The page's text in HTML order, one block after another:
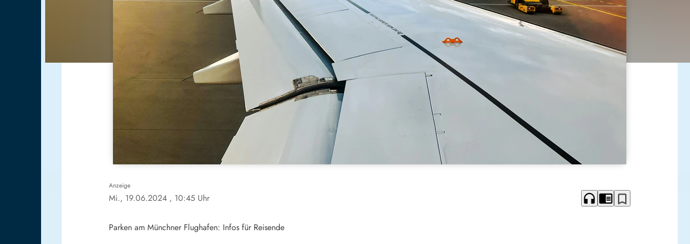
Anzeige
Mi., 19.06.2024 , 10:45 Uhr headphones chrome_reader_mode bookmark_border
Parken am Münchner Flughafen: Infos für Reisende